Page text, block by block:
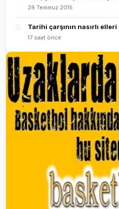
28 Temmuz 2015
Tarihi çarşının nasırlı
17 saat önce